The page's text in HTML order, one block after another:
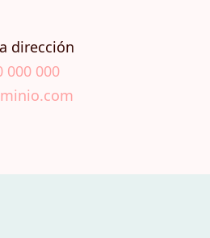
dirección
000 000